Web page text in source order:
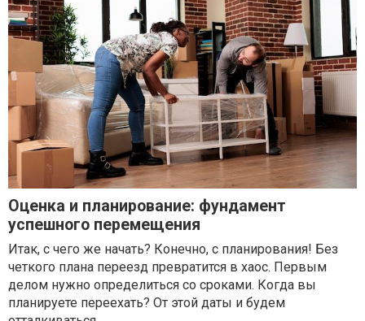
Оценка и планирование: фундамент
успешного перемещения
Итак, с чего же начать? Конечно, с планирования! Без
четкого плана переезд превратится в хаос. Первым
делом нужно определиться со сроками. Когда вы
планируете переехать? От этой даты и будем